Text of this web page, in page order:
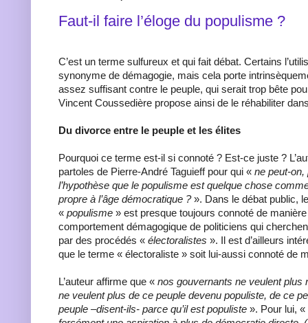
Faut-il faire l’éloge du populisme ?
C’est un terme sulfureux et qui fait débat. Certains
synonyme de démagogie, mais cela porte
assez suffisant contre le peuple, qui serait trop bête
Vincent Coussedière propose ainsi de le réhabiliter
Du divorce entre le peuple et les élites
Pourquoi ce terme est-il si connoté ? Est-ce juste ?
partoles de Pierre-André Taguieff pour qui « ne peut-on,
l’hypothèse que le populisme est quelque chose
propre à l’âge démocratique ?». Dans le débat public,
« populisme » est presque toujours connoté de
comportement démagogique de politiciens qui
par des procédés « électoralistes ». Il est d’ailleurs
que le terme « électoraliste » soit lui-aussi connoté de
L’auteur affirme que « nos gouvernants ne veulent plus
ne veulent plus de ce peuple devenu populiste, de ce
peuple –disent-ils- parce qu’il est populiste ». Pour lui, «